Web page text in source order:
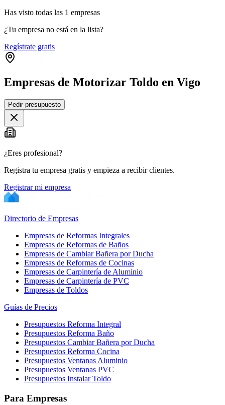
Has visto todas las 1 empresas
¿Tu empresa no está en la lista?
Regístrate gratis
Empresas de Motorizar Toldo en Vigo
+
−
Pedir presupuesto
¿Eres profesional?
Registra tu empresa gratis y empieza a recibir clientes.
Registrar mi empresa
Directorio de Empresas
Empresas de Reformas Integrales
Empresas de Reformas de Baños
Empresas de Cambiar Bañera por Ducha
Empresas de Reformas de Cocinas
Empresas de Carpintería de Aluminio
Empresas de Carpintería de PVC
Empresas de Toldos
Guías de Precios
Presupuestos Reforma Integral
Presupuestos Reforma Baño
Presupuestos Cambiar Bañera por Ducha
Presupuestos Reforma Cocina
Presupuestos Ventanas Aluminio
Presupuestos Ventanas PVC
Presupuestos Instalar Toldo
Para Empresas